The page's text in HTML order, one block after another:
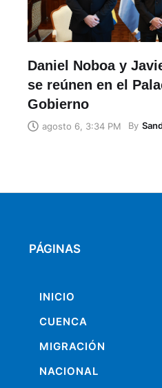
Daniel Noboa y
se reúnen en el
Gobierno
agosto 6, 3:34 PM By
PÁGINAS
INICIO
CUENCA
MIGRACIÓN
NACIONAL